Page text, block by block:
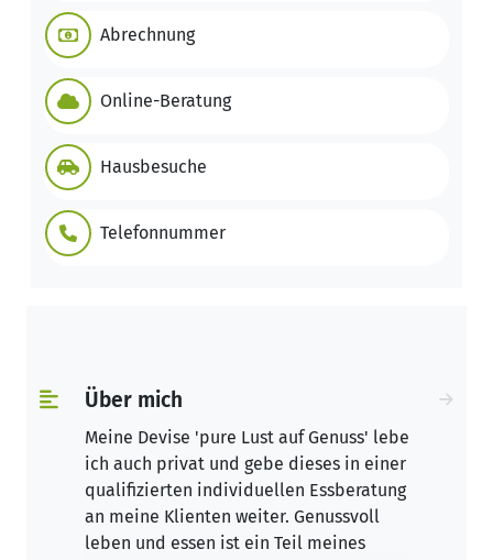
Abrechnung
Online-Beratung
Hausbesuche
Telefonnummer
Über mich
Meine Devise 'pure Lust auf Genuss' lebe
ich auch privat und gebe dieses in einer
qualifizierten individuellen Essberatung
an meine Klienten weiter. Genussvoll
leben und essen ist ein Teil meines